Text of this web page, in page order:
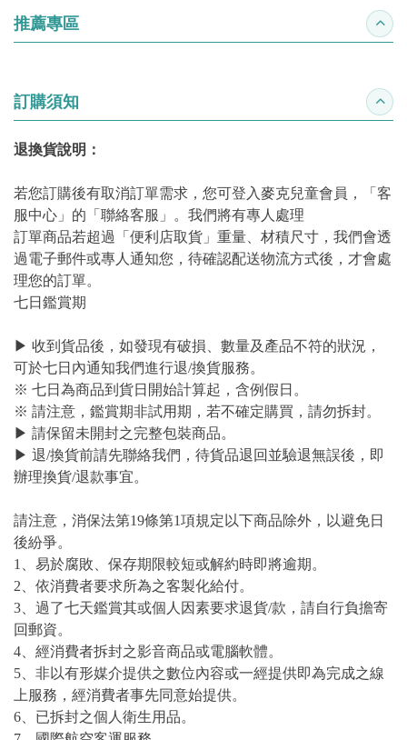
推薦專區 收合
訂購須知 收合
退換貨說明：
若您訂購後有取消訂單需求，您可登入麥克兒童會員，「客
服中心」的「聯絡客服」。我們將有專人處理
訂單商品若超過「便利店取貨」重量、材積尺寸，我們會透
過電子郵件或專人通知您，待確認配送物流方式後，才會處
理您的訂單。
七日鑑賞期
▶ 收到貨品後，如發現有破損、數量及產品不符的狀況，
可於七日內通知我們進行退/換貨服務。
※ 七日為商品到貨日開始計算起，含例假日。
※ 請注意，鑑賞期非試用期，若不確定購買，請勿拆封。
▶ 請保留未開封之完整包裝商品。
▶ 退/換貨前請先聯絡我們，待貨品退回並驗退無誤後，即
辦理換貨/退款事宜。
請注意，消保法第19條第1項規定以下商品除外，以避免日
後紛爭。
1、易於腐敗、保存期限較短或解約時即將逾期。
2、依消費者要求所為之客製化給付。
3、過了七天鑑賞其或個人因素要求退貨/款，請自行負擔寄
回郵資。
4、經消費者拆封之影音商品或電腦軟體。
5、非以有形媒介提供之數位內容或一經提供即為完成之線
上服務，經消費者事先同意始提供。
6、已拆封之個人衛生用品。